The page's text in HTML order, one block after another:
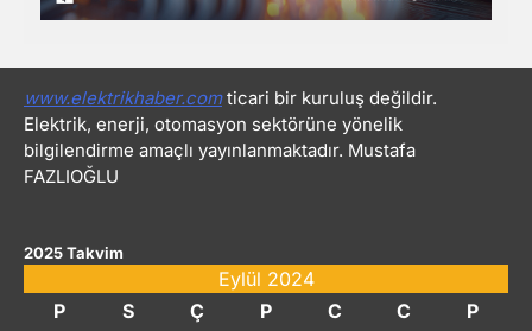
www.elektrikhaber.comticari bir kuruluş değildir.
Elektrik, enerji, otomasyon sektörüne yönelik
bilgilendirme amaçlı yayınlanmaktadır. Mustafa
FAZLIOĞLU
2025 Takvim
Eylül 2024
P
S Ç P C C
P